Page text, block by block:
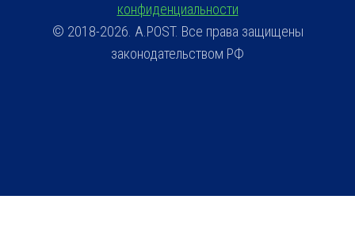
конфиденциальности
© 2018-2026. A.POST. Все права защищены
законодательством РФ